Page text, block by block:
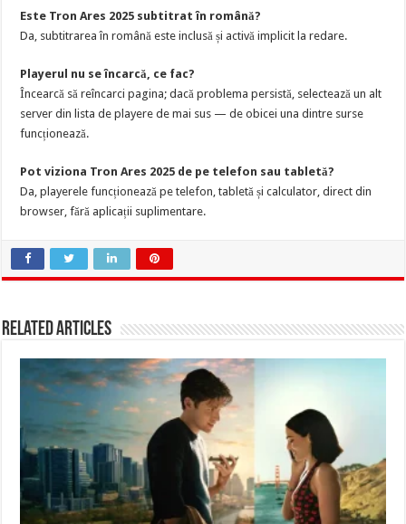
Este Tron Ares 2025 subtitrat în română?
Da, subtitrarea în română este inclusă și activă implicit la redare.
Playerul nu se încarcă, ce fac?
Încearcă să reîncarci pagina; dacă problema persistă, selectează un alt
server din lista de playere de mai sus — de obicei una dintre surse
funcționează.
Pot viziona Tron Ares 2025 de pe telefon sau tabletă?
Da, playerele funcționează pe telefon, tabletă și calculator, direct din
browser, fără aplicații suplimentare.
Related Articles